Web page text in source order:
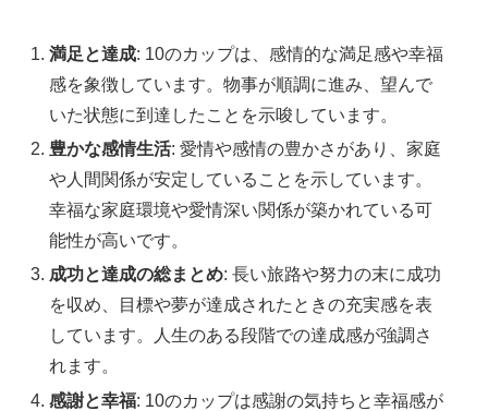
満足と達成: 10のカップは、感情的な満足感や幸福
感を象徴しています。物事が順調に進み、望んで
いた状態に到達したことを示唆しています。
豊かな感情生活: 愛情や感情の豊かさがあり、家庭
や人間関係が安定していることを示しています。
幸福な家庭環境や愛情深い関係が築かれている可
能性が高いです。
成功と達成の総まとめ: 長い旅路や努力の末に成功
を収め、目標や夢が達成されたときの充実感を表
しています。人生のある段階での達成感が強調さ
れます。
感謝と幸福: 10のカップは感謝の気持ちと幸福感が